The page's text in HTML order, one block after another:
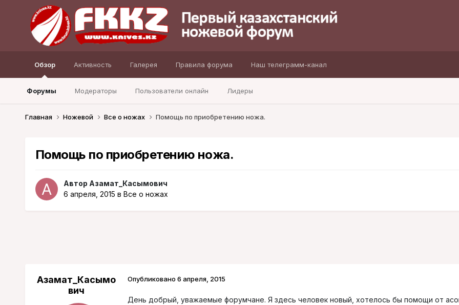
Обзор
Форумы Модераторы Пользователи онлайн Лидеры
Активность Галерея Правила форума Наш телеграмм-канал
Главная Ножевой Все о ножах Помощь по приобретению ножа.
Помощь по приобретению ножа.
Автор Азамат_Касымович
6 апреля, 2015 в Все о ножах
Азамат_Касымо
вич
Опубликовано 6 апреля, 2015
День добрый, уважаемые форумчане. Я здесь человек новый, хотелось бы помощи от